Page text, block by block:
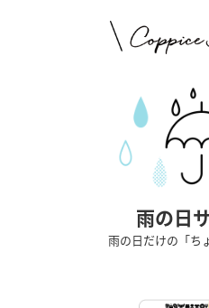
雨の日
雨の日だけの「ち